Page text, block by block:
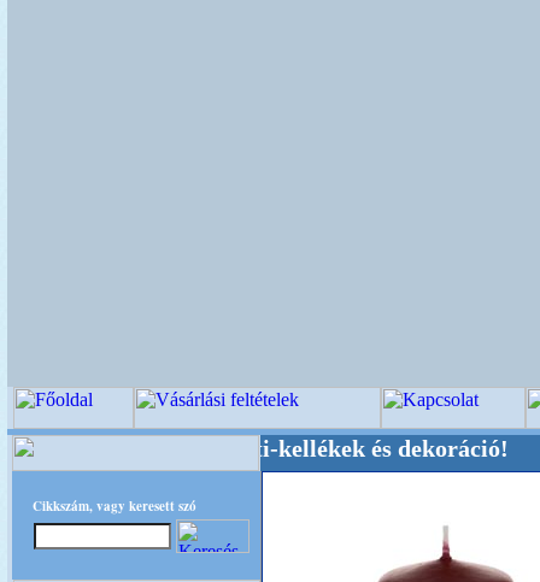
Cikkszám, vagy keresett szó
, Kegyeleti-kellékek és dekoráció!